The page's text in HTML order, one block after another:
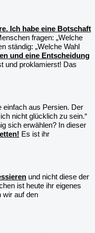
Ich habe eine Botschaft
fragen: „Welche
ständig: „Welche Wahl
und eine Entscheidung
und proklamierst! Das
einfach aus Persien. Der
nicht glücklich zu sein.“
sich erwählen? In dieser
Es ist ihr
und nicht diese der
ist heute ihr eigenes
wir auf den